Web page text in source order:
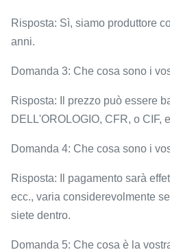
Risposta: Sì, siamo produttore
anni.
Domanda 3: Che cosa sono i
Risposta: Il prezzo può essere
DELL'OROLOGIO, CFR, o CIF,
Domanda 4: Che cosa sono i
Risposta: Il pagamento sarà
ecc., varia considerevolmente
siete dentro.
Domanda 5: Che cosa è la